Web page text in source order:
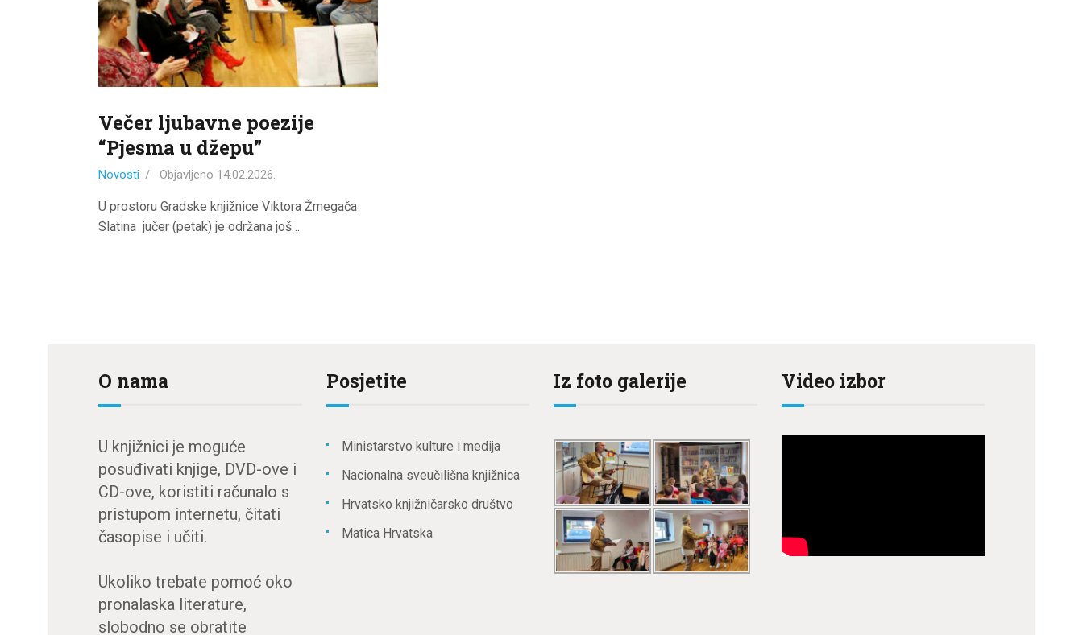
Večer ljubavne poezije
“Pjesma u džepu”
Novosti Objavljeno 14.02.2026.
U prostoru Gradske knjižnice Viktora Žmegača
Slatina jučer (petak) je održana još…
O nama
U knjižnici je moguće
posuđivati knjige, DVD-ove i
CD-ove, koristiti računalo s
pristupom internetu, čitati
časopise i učiti.
Ukoliko trebate pomoć oko
pronalaska literature,
slobodno se obratite
Posjetite
Ministarstvo kulture i medija
Nacionalna sveučilišna knjižnica
Hrvatsko knjižničarsko društvo
Matica Hrvatska
Iz foto galerije Video izbor